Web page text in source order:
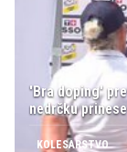
'Bra doping'
nedrčku
KOLESARSTVO